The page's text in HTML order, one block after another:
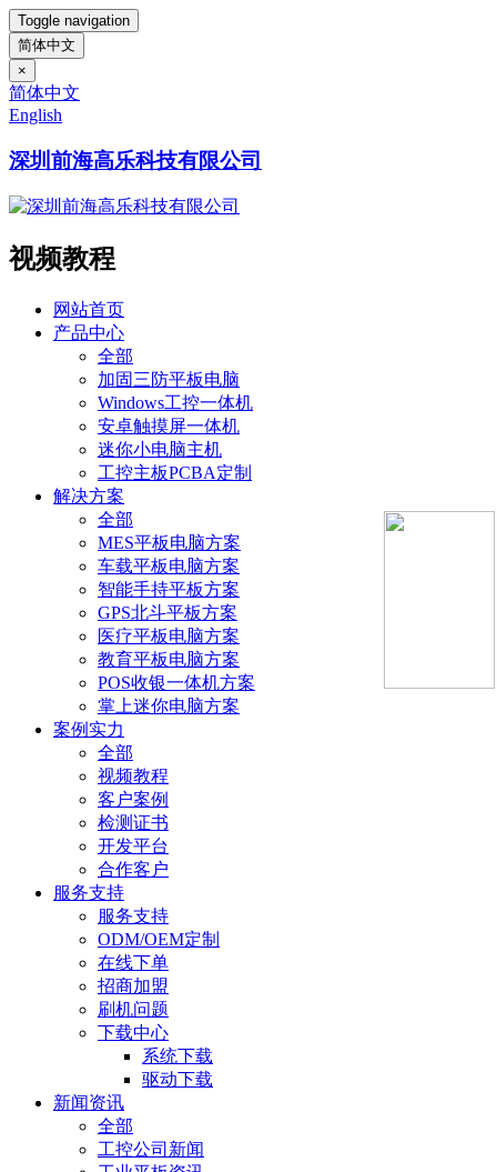
Toggle navigation
简体中文
×
简体中文
English
深圳前海高乐科技有限公司
视频教程
网站首页
产品中心
全部
加固三防平板电脑
Windows工控一体机
安卓触摸屏一体机
迷你小电脑主机
工控主板PCBA定制
解决方案
全部
MES平板电脑方案
车载平板电脑方案
智能手持平板方案
GPS北斗平板方案
医疗平板电脑方案
教育平板电脑方案
POS收银一体机方案
掌上迷你电脑方案
案例实力
全部
视频教程
客户案例
检测证书
开发平台
合作客户
服务支持
服务支持
ODM/OEM定制
在线下单
招商加盟
刷机问题
下载中心
系统下载
驱动下载
新闻资讯
全部
工控公司新闻